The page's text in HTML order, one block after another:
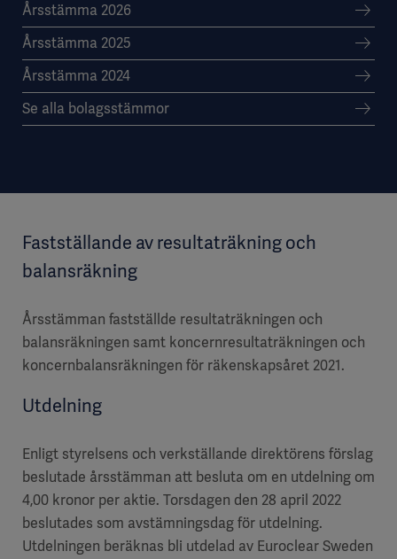
Årsstämma 2026
Årsstämma 2025
Årsstämma 2024
Se alla bolagsstämmor
Fastställande av resultaträkning och
balansräkning
Årsstämman fastställde resultaträkningen och
balansräkningen samt koncernresultaträkningen och
koncernbalansräkningen för räkenskapsåret 2021.
Utdelning
Enligt styrelsens och verkställande direktörens förslag
beslutade årsstämman att besluta om en utdelning om
4,00 kronor per aktie. Torsdagen den 28 april 2022
beslutades som avstämningsdag för utdelning.
Utdelningen beräknas bli utdelad av Euroclear Sweden